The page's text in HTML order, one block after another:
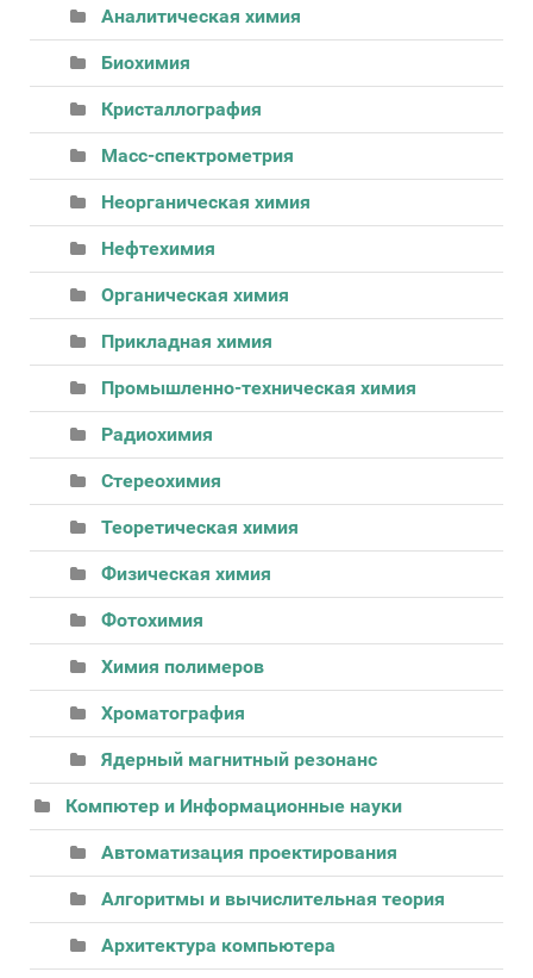
Аналитическая химия
Биохимия
Кристаллография
Масс-спектрометрия
Неорганическая химия
Нефтехимия
Органическая химия
Прикладная химия
Промышленно-техническая химия
Радиохимия
Стереохимия
Теоретическая химия
Физическая химия
Фотохимия
Химия полимеров
Хроматография
Ядерный магнитный резонанс
Компютер и Информационные науки
Автоматизация проектирования
Алгоритмы и вычислительная теория
Архитектура компьютера